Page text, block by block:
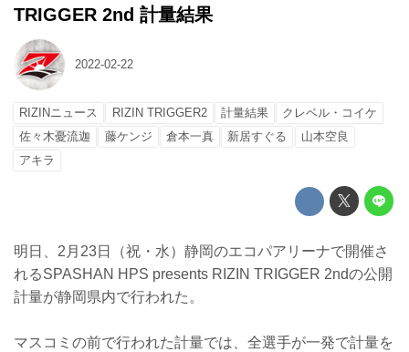
TRIGGER 2nd 計量結果
2022-02-22
RIZINニュース RIZIN TRIGGER2 計量結果
クレベル・コイケ
佐々木憂流迦
藤ケンジ 倉本一真 新居すぐる
山本空良
アキラ
明日、2月23日（祝・水）静岡のエコパアリーナで開催さ
れるSPASHAN HPS presents RIZIN TRIGGER 2ndの公開
計量が静岡県内で行われた。
マスコミの前で行われた計量では、全選手が一発で計量を